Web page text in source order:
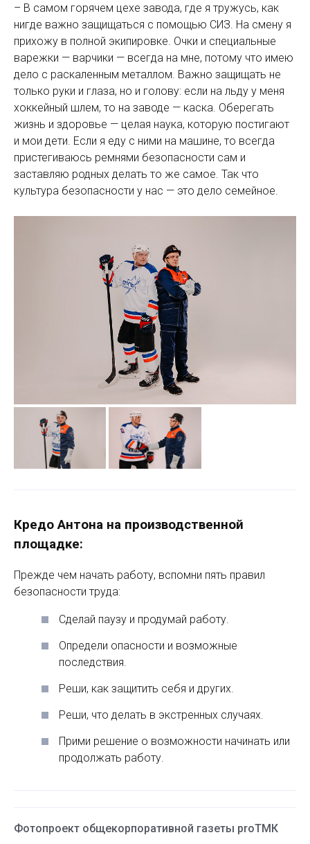
– В самом горячем цехе завода, где я тружусь, как
нигде важно защищаться с помощью СИЗ. На смену я
прихожу в полной экипировке. Очки и специальные
варежки — варчики — всегда на мне, потому что имею
дело с раскаленным металлом. Важно защищать не
только руки и глаза, но и голову: если на льду у меня
хоккейный шлем, то на заводе — каска. Оберегать
жизнь и здоровье — целая наука, которую постигают
и мои дети. Если я еду с ними на машине, то всегда
пристегиваюсь ремнями безопасности сам и
заставляю родных делать то же самое. Так что
культура безопасности у нас — это дело семейное.
Кредо Антона на производственной
площадке:
Прежде чем начать работу, вспомни пять правил
безопасности труда:
Сделай паузу и продумай работу.
Определи опасности и возможные
последствия.
Реши, как защитить себя и других.
Реши, что делать в экстренных случаях.
Прими решение о возможности начинать или
продолжать работу.
Фотопроект общекорпоративной газеты proТМК